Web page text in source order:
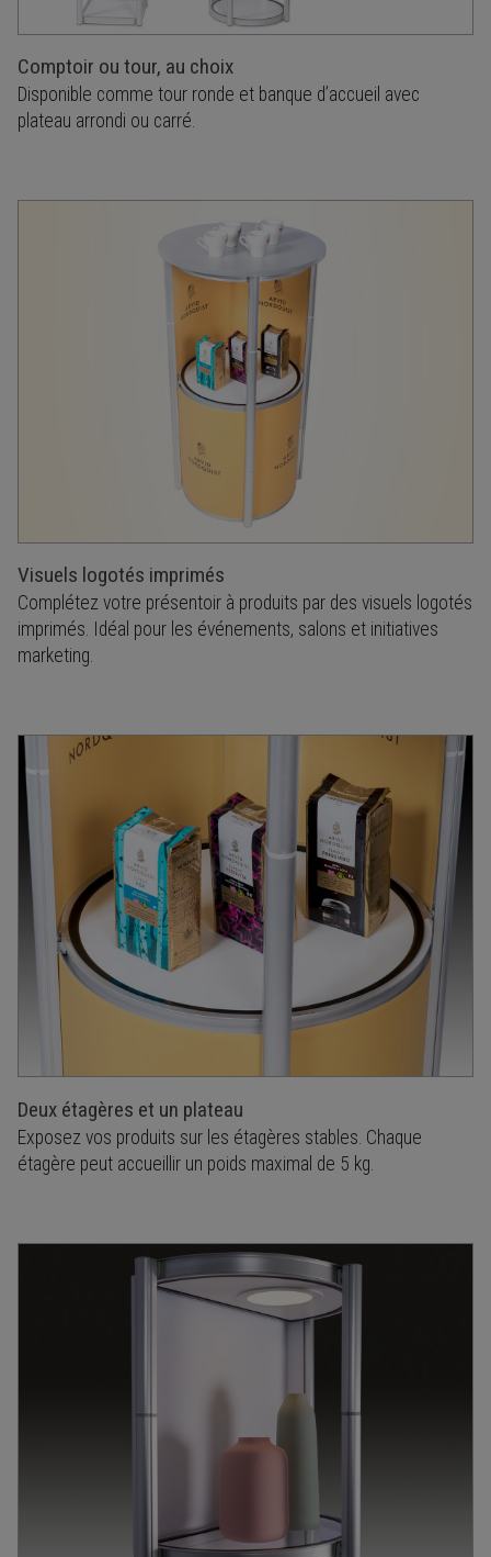
Comptoir ou tour, au choix
Disponible comme tour ronde et banque d’accueil avec
plateau arrondi ou carré.
Visuels logotés imprimés
Complétez votre présentoir à produits par des visuels logotés
imprimés. Idéal pour les événements, salons et initiatives
marketing.
Deux étagères et un plateau
Exposez vos produits sur les étagères stables. Chaque
étagère peut accueillir un poids maximal de 5 kg.